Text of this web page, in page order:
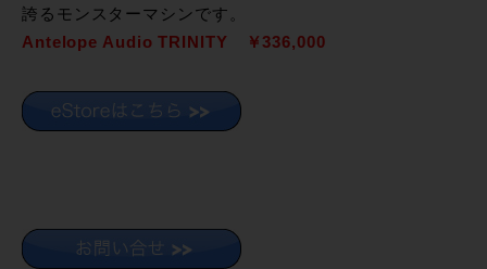
誇るモンスターマシンです。
Antelope Audio TRINITY ￥336,000